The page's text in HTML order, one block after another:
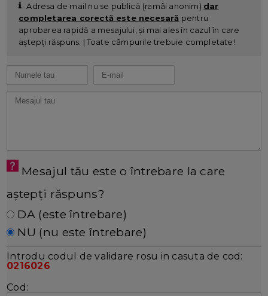
Adresa de mail nu se publică (ramâi anonim) dar
completarea corectă este necesară pentru
aprobarea rapidă a mesajului, și mai ales în cazul în care
aștepți răspuns. | Toate câmpurile trebuie completate!
Mesajul tău este o întrebare la care
aștepți răspuns?
DA (este întrebare)
NU (nu este întrebare)
Introdu codul de validare rosu in casuta de cod:
0216026
Cod: